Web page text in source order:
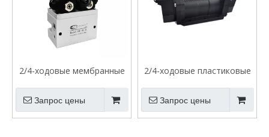
2/4-ходовые мембранные
кислорода серии VMP
Запрос цены
2/4-ходовые пластиковые
кислорода серии VSZ
Запрос цены